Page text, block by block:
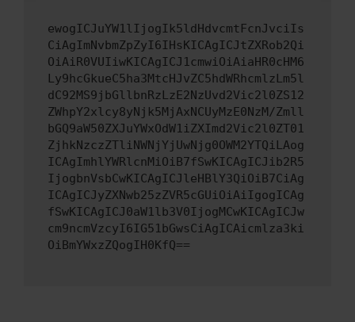
ewogICJuYW1lIjogIk5ldHdvcmtFcnJvciIs
CiAgImNvbmZpZyI6IHsKICAgICJtZXRob2Qi
OiAiR0VUIiwKICAgICJ1cmwiOiAiaHR0cHM6
Ly9hcGkueC5ha3MtcHJvZC5hdWRhcmlzLm5l
dC92MS9jbGllbnRzLzE2NzUvd2Vic2l0ZS12
ZWhpY2xlcy8yNjk5MjAxNCUyMzE0NzM/Zmll
bGQ9aW50ZXJuYWxOdW1iZXImd2Vic2l0ZT01
ZjhkNzczZTliNWNjYjUwNjg0OWM2YTQiLAog
ICAgImhlYWRlcnMiOiB7fSwKICAgICJib2R5
IjogbnVsbCwKICAgICJleHBlY3QiOiB7CiAg
ICAgICJyZXNwb25zZVR5cGUiOiAiIgogICAg
fSwKICAgICJ0aW1lb3V0IjogMCwKICAgICJw
cm9ncmVzcyI6IG51bGwsCiAgICAicmlza3ki
OiBmYWxzZQogIH0KfQ==